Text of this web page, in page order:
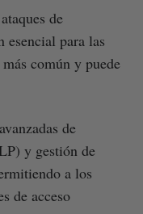
de
esencial para las
común y puede
de
y gestión de
a los
de acceso